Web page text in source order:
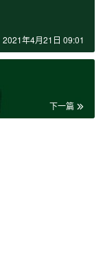
2021年4月21日 09:01
下一篇